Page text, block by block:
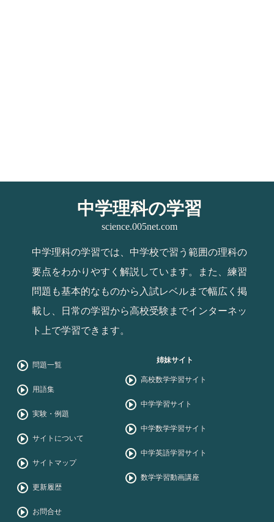
中学理科の学習
science.005net.com
中学理科の学習では、中学校で習う範囲の理科の
要点をわかりやすく解説しています。また、練習
問題も基本的なものから入試レベルまで幅広く掲
載し、日常の学習から高校受験までインターネッ
ト上で学習できます。
問題一覧
用語集
実験・例題
サイトについて
サイトマップ
更新履歴
お問合せ
姉妹サイト
高校数学学習サイト
中学学習サイト
中学数学学習サイト
中学英語学習サイト
数学学習動画講座